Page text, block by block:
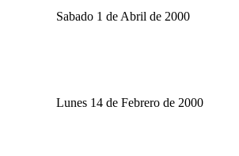
Sabado 1 de Abril de 2000
Lunes 14 de Febrero de 2000